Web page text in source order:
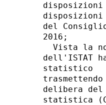
disposizioni
del
2016;
Vista la
dell'ISTAT
statistico
delibera del
statistica